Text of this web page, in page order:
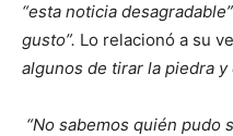
“esta noticia desagradable”
gusto”. Lo relacionó a su
algunos de tirar la piedra y
“No sabemos quién pudo